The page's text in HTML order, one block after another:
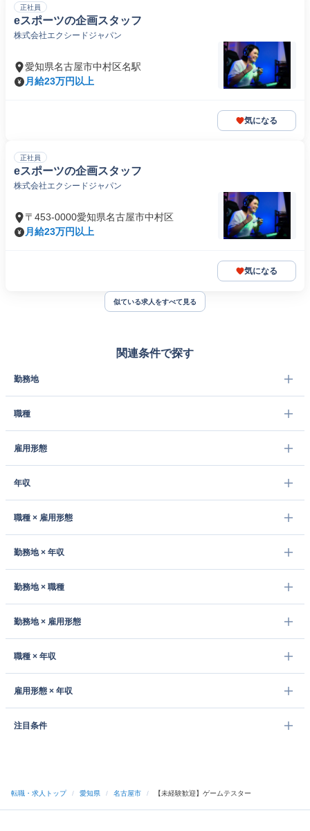
正社員
eスポーツの企画スタッフ
株式会社エクシードジャパン
愛知県名古屋市中村区名駅
月給23万円以上
気になる
正社員
eスポーツの企画スタッフ
株式会社エクシードジャパン
〒453-0000愛知県名古屋市中村区
月給23万円以上
気になる
似ている求人をすべて見る
関連条件で探す
勤務地
職種
雇用形態
年収
職種 × 雇用形態
勤務地 × 年収
勤務地 × 職種
勤務地 × 雇用形態
職種 × 年収
雇用形態 × 年収
注目条件
転職・求人トップ / 愛知県 / 名古屋市 / 【未経験歓迎】ゲームテスター